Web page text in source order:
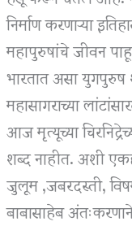
निर्माण करणाऱ्या
महापुरुषांचे जीवन
भारतात असा युगपुरुष
महासागराच्या
आज मृत्यूच्या
शब्द नाहीत. अशी
जुलूम ,जबरदस्ती,
बाबासाहेब